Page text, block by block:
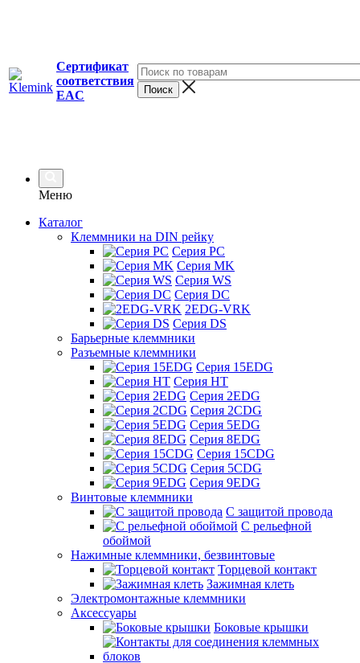
Сертификат
соответствия
EAC
Меню
Каталог
Клеммники на DIN рейку
Серия PC
Серия MK
Серия WS
Серия DC
2EDG-VRK
Серия DS
Барьерные клеммники
Разъемные клеммники
Серия 15EDG
Серия HT
Серия 2EDG
Серия 2CDG
Серия 5EDG
Серия 8EDG
Серия 15CDG
Серия 5CDG
Серия 9EDG
Винтовые клеммники
С защитой провода
C рельефной
обоймой
Нажимные клеммники, безвинтовые
Торцевой контакт
Зажимная клеть
Электромонтажные клеммники
Аксессуары
Боковые крышки